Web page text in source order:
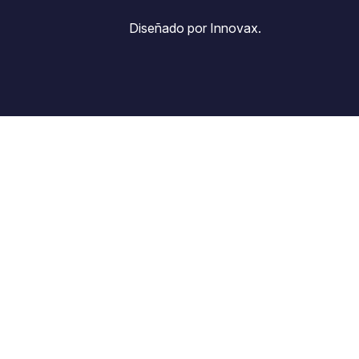
Diseñado por Innovax.